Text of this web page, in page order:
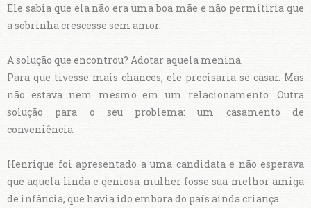
Ele sabia que ela não era uma boa mãe e não permitiria que
a sobrinha crescesse sem amor.
A solução que encontrou? Adotar aquela menina.
Para que tivesse mais chances, ele precisaria se casar. Mas
não estava nem mesmo em um relacionamento. Outra
solução para o seu problema: um casamento de
conveniência.
Henrique foi apresentado a uma candidata e não esperava
que aquela linda e geniosa mulher fosse sua melhor amiga
de infância, que havia ido embora do país ainda criança.